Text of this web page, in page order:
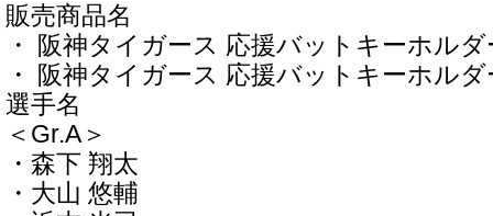
販売商品名
・ 阪神タイガース 応援バットキーホルダ
・ 阪神タイガース 応援バットキーホルダ
選手名
＜Gr.A＞
・森下 翔太
・大山 悠輔